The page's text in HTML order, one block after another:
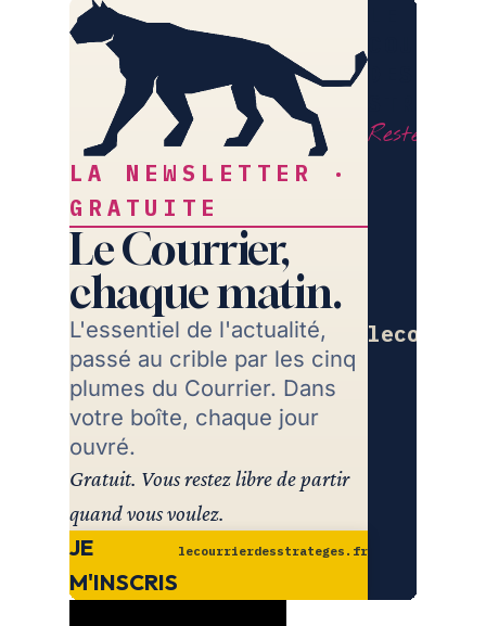
Restez
LA NEWSLETTER ·
GRATUITE
Le Courrier,
chaque matin.
L'essentiel de l'actualité,
passé au crible par les cinq
plumes du Courrier. Dans
votre boîte, chaque jour
ouvré.
Gratuit. Vous restez libre de partir
quand vous voulez.
JE
M'INSCRIS
lecourrierdesstrateges.fr